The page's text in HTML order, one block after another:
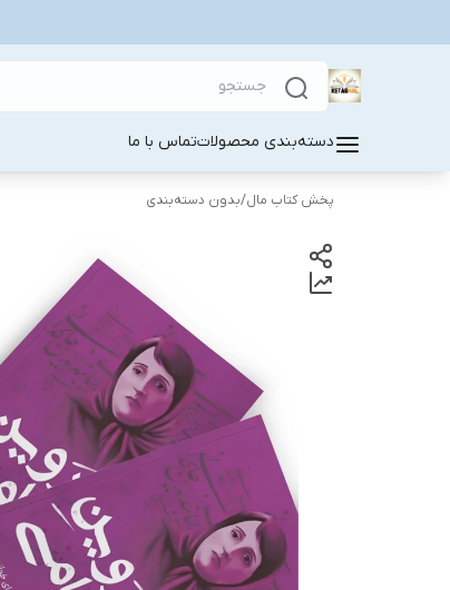
دسته‌بندی محصولاتتماس با ما
پخش کتاب مال/بدون دسته‌بندی